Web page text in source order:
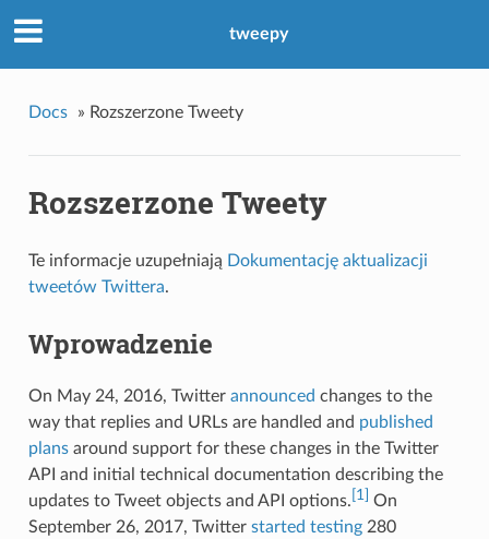
tweepy
Docs » Rozszerzone Tweety
Rozszerzone Tweety
Te informacje uzupełniają Dokumentację aktualizacji
tweetów Twittera.
Wprowadzenie
On May 24, 2016, Twitter announced changes to the
way that replies and URLs are handled and published
plansaround support for these changes in the Twitter
API and initial technical documentation describing the
updates to Tweet objects and API options. [1] On
September 26, 2017, Twitter started testing280